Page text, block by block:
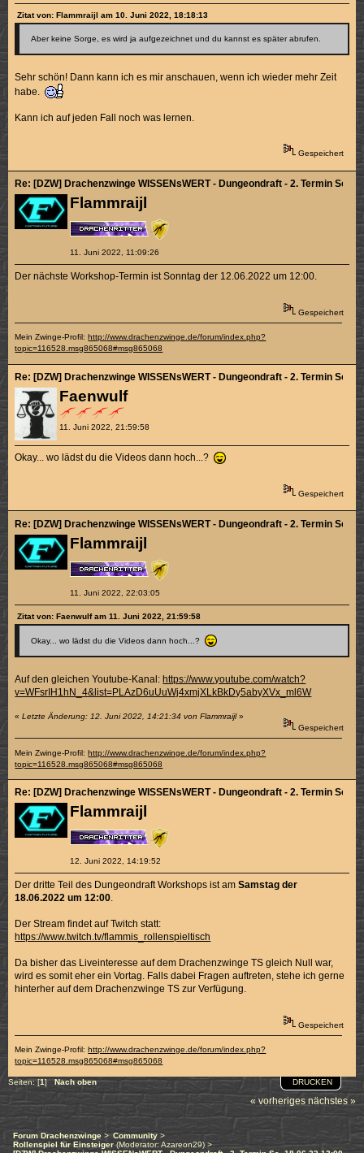
Zitat von: Flammraijl am 10. Juni 2022, 18:18:13
Aber keine Sorge, es wird ja aufgezeichnet und du kannst es später abrufen.
Sehr schön! Dann kann ich es mir anschauen, wenn ich wieder mehr Zeit
habe.
Kann ich auf jeden Fall noch was lernen.
Gespeichert
Flammraijl
11. Juni 2022, 11:09:26
Re: [DZW] Drachenzwinge WISSENsWERT - Dungeondraft - 2. Termin So.
Der nächste Workshop-Termin ist Sonntag der 12.06.2022 um 12:00.
Gespeichert
Mein Zwinge-Profil:http://www.drachenzwinge.de/forum/index.php?
topic=116528.msg865068#msg865068
Faenwulf
11. Juni 2022, 21:59:58
Re: [DZW] Drachenzwinge WISSENsWERT - Dungeondraft - 2. Termin So.
Okay... wo lädst du die Videos dann hoch...?
Gespeichert
Flammraijl
11. Juni 2022, 22:03:05
Re: [DZW] Drachenzwinge WISSENsWERT - Dungeondraft - 2. Termin So.
Zitat von: Faenwulf am 11. Juni 2022, 21:59:58
Okay... wo lädst du die Videos dann hoch...?
Auf den gleichen Youtube-Kanal:https://www.youtube.com/watch?
v=WFsrIH1hN_4&list=PLAzD6uUuWj4xmjXLkBkDy5abyXVx_ml6W
«Letzte Änderung: 12. Juni 2022, 14:21:34 von Flammraijl»
Gespeichert
Mein Zwinge-Profil:http://www.drachenzwinge.de/forum/index.php?
topic=116528.msg865068#msg865068
Flammraijl
12. Juni 2022, 14:19:52
Re: [DZW] Drachenzwinge WISSENsWERT - Dungeondraft - 2. Termin So.
Der dritte Teil des Dungeondraft Workshops ist amSamstag der
18.06.2022 um 12:00.
Der Stream findet auf Twitch statt:
https://www.twitch.tv/flammis_rollenspieltisch
Da bisher das Liveinteresse auf dem Drachenzwinge TS gleich Null war,
wird es somit eher ein Vortag. Falls dabei Fragen auftreten, stehe ich gerne
hinterher auf dem Drachenzwinge TS zur Verfügung.
Gespeichert
Mein Zwinge-Profil:http://www.drachenzwinge.de/forum/index.php?
topic=116528.msg865068#msg865068
DRUCKEN
Seiten: [1] Nach oben
« vorheriges nächstes »
Forum Drachenzwinge > Community>
Rollenspiel für Einsteiger(Moderator: Azareon29) >